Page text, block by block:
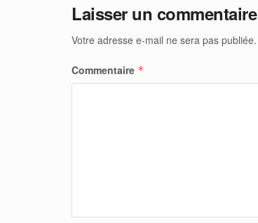
Laisser un commentaire
Votre adresse e-mail ne sera pas publiée.
Commentaire *